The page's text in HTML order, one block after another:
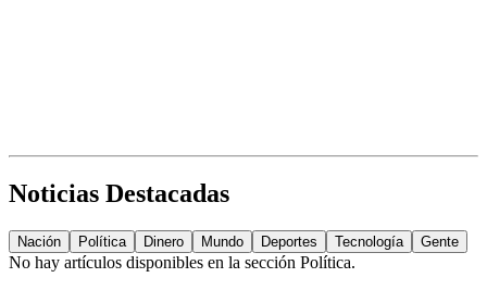
Noticias Destacadas
Nación Política Dinero Mundo Deportes Tecnología Gente
No hay artículos disponibles en la sección Política.